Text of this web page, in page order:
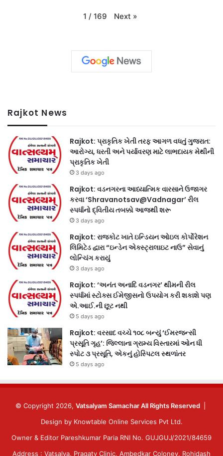
1 / 169 Next »
Rajkot News
Rajkot: પ્રાકૃતિક ખેતી તરફ આગળ વધતું ગુજરાત:
આરોગ્ય, ધરતી અને પર્યાવરણ માટે લાભદાયક મેથીની
પ્રાકૃતિક ખેતી
3 days ago
Rajkot: વડનગરના આધ્યાત્મિક વારસાને ઉજાગર
કરવા ‘Shravanotsav@Vadnagar’ રીલ
સ્પર્ધાનો દ્વિતીય તબક્કો આજથી શરૂ
3 days ago
Rajkot: રાજકોટ ખાતે ઇન્ડિયન ઓઇલ કોર્પોરેશન
લિમિટેડ દ્વારા “ઇન્ડેન એક્સ્ટ્રાલાઇટ નાઉ” સેવાનું
લોન્ચિંગ કરાયું
3 days ago
Rajkot: ‘અનંત અનાદિ વડનગર’ થીમની રીલ
સ્પર્ધામાં સ્ટોક્સ ઈમેજીસનો ઉપયોગ કરી શકાશે પણ
એ.આઈ.ની છૂટ નથી
5 days ago
Rajkot: વરસાદ વચ્ચે ૧૦૮ બન્યું ‘ઈમરજન્સી
પ્રસૂતિ ગૃહ’: જિલ્લાના ગ્રામ્ય વિસ્તારમાં ઓન ધી
સ્પોટ ૩ પ્રસૂતિ, એકનું હોસ્પિટલ સ્થળાંતર
5 days ago
© Copyright 2026, Vatsalyam Samachar All Rights Reserved
Design by Knowtable Online Services Pvt Ltd.
Owner & Editor Pareshkumar Paria RNI No. GUJGUJ/2021/84659
Address : Vatsalya, Pragaty Clinic, Ambedkar Coloney, Rohidash